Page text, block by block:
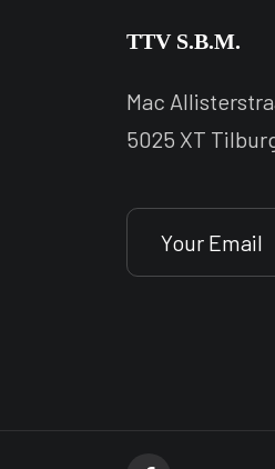
TTV S.B.M.
Mac
5025 XT